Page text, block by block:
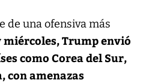
de una ofensiva más
Trump envió
como Corea del Sur,
con amenazas